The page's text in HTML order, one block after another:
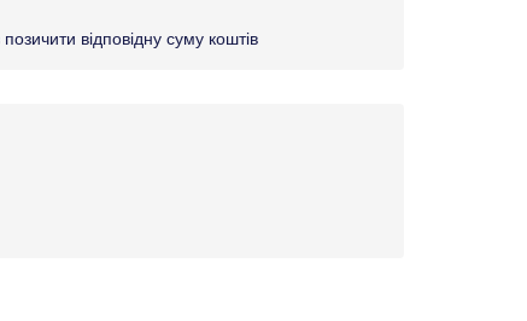
відповідну суму коштів